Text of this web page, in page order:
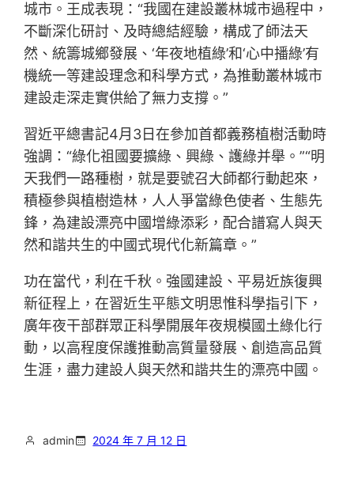
城市。王成表現：“我國在建設叢林城市過程中，
不斷深化研討、及時總結經驗，構成了師法天
然、統籌城鄉發展、‘年夜地植綠’和‘心中播綠’有
機統一等建設理念和科學方式，為推動叢林城市
建設走深走實供給了無力支撐。”
習近平總書記4月3日在參加首都義務植樹活動時
強調：“綠化祖國要擴綠、興綠、護綠并舉。”“明
天我們一路種樹，就是要號召大師都行動起來，
積極參與植樹造林，人人爭當綠色使者、生態先
鋒，為建設漂亮中國增綠添彩，配合譜寫人與天
然和諧共生的中國式現代化新篇章。”
功在當代，利在千秋。強國建設、平易近族復興
新征程上，在習近生平態文明思惟科學指引下，
廣年夜干部群眾正科學開展年夜規模國土綠化行
動，以高程度保護推動高質量發展、創造高品質
生涯，盡力建設人與天然和諧共生的漂亮中國。
admin 2024 年 7 月 12 日